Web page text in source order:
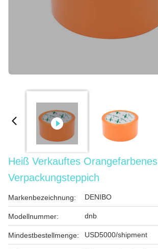
Heiß Verkauftes Orangefarbenes
Verpackungsteppich
Markenbezeichnung: DENIBO
Modellnummer: dnb
Mindestbestellmenge: USD5000/shipment